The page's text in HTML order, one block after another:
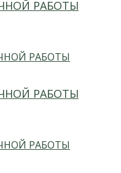
РАБОТЫ
РАБОТЫ